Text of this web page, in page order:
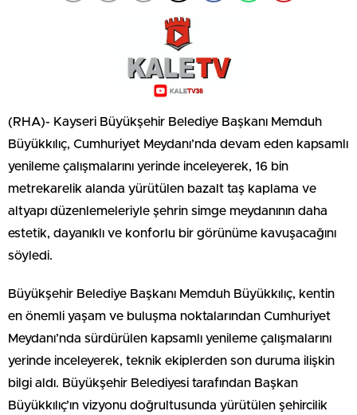
(RHA)- Kayseri Büyükşehir Belediye Başkanı Memduh
Büyükkılıç, Cumhuriyet Meydanı’nda devam eden kapsamlı
yenileme çalışmalarını yerinde inceleyerek, 16 bin
metrekarelik alanda yürütülen bazalt taş kaplama ve
altyapı düzenlemeleriyle şehrin simge meydanının daha
estetik, dayanıklı ve konforlu bir görünüme kavuşacağını
söyledi.
Büyükşehir Belediye Başkanı Memduh Büyükkılıç, kentin
en önemli yaşam ve buluşma noktalarından Cumhuriyet
Meydanı’nda sürdürülen kapsamlı yenileme çalışmalarını
yerinde inceleyerek, teknik ekiplerden son duruma ilişkin
bilgi aldı. Büyükşehir Belediyesi tarafından Başkan
Büyükkılıç’ın vizyonu doğrultusunda yürütülen şehircilik